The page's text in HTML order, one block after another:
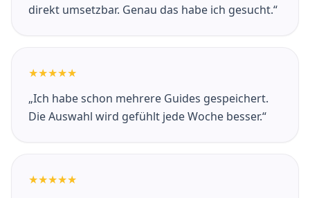
direkt umsetzbar. Genau das habe ich gesucht.“
★★★★★
„Ich habe schon mehrere Guides gespeichert.
Die Auswahl wird gefühlt jede Woche besser.“
★★★★★